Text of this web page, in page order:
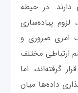
در حیطه
لزوم پیاده‌سازی
امری ضروری و
ارتباطی مختلف
گرفته‌اند، اما
داده‌ها میان